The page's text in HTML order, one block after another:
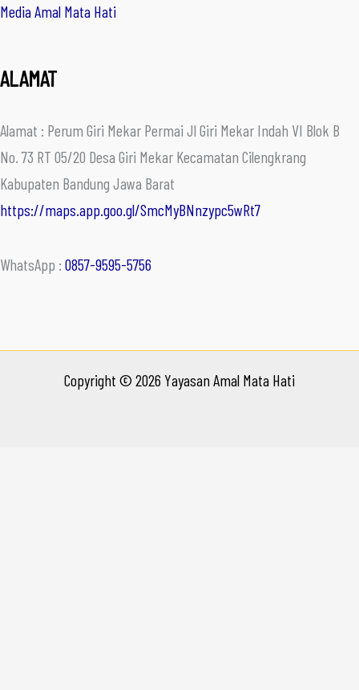
Media Amal Mata Hati
ALAMAT
Alamat : Perum Giri Mekar Permai Jl Giri Mekar Indah VI Blok B
No. 73 RT 05/20 Desa Giri Mekar Kecamatan Cilengkrang
Kabupaten Bandung Jawa Barat
https://maps.app.goo.gl/SmcMyBNnzypc5wRt7
WhatsApp : 0857-9595-5756
Copyright © 2026 Yayasan Amal Mata Hati